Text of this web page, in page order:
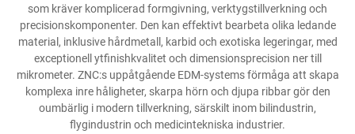
som kräver komplicerad formgivning, verktygstillverkning och
precisionskomponenter. Den kan effektivt bearbeta olika ledande
material, inklusive hårdmetall, karbid och exotiska legeringar, med
exceptionell ytfinishkvalitet och dimensionsprecision ner till
mikrometer. ZNC:s uppåtgående EDM-systems förmåga att skapa
komplexa inre håligheter, skarpa hörn och djupa ribbar gör den
oumbärlig i modern tillverkning, särskilt inom bilindustrin,
flygindustrin och medicintekniska industrier.